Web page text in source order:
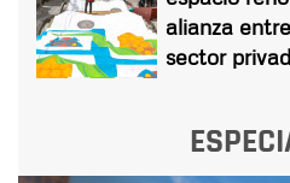
alianza
sector